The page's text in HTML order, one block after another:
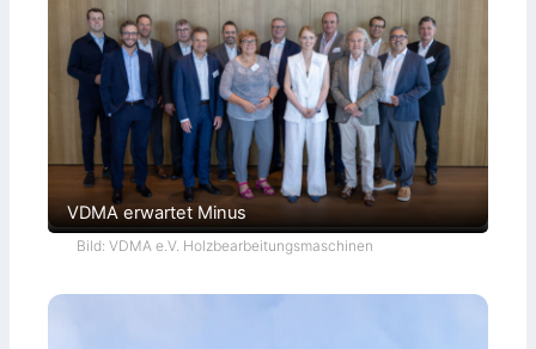
VDMA erwartet Minus
Bild: VDMA e.V. Holzbearbeitungsmaschinen